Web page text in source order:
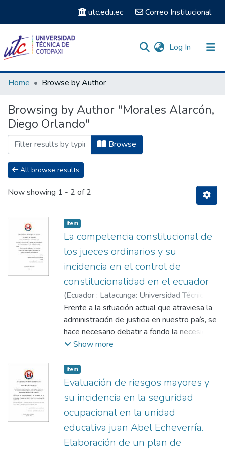
utc.edu.ec Correo Institucional
Log In (current)
Communities & Collections
Home Browse by Author
Browsing by Author "Morales Alarcón,
Diego Orlando"
Browse
All browse results
Now showing 1 - 2 of 2
Item
La competencia constitucional de
los jueces ordinarios y su
incidencia en el control de
constitucionalidad en el ecuador
(Ecuador : Latacunga: Universidad Técnica
de Cotopaxi (UTC),2023)Morales Alarcón,
Diego Orlando ;Guerrero Zuñiga, Edison
Ramiro
Frente a la situación actual que atraviesa la
administración de justicia en nuestro país, se
hace necesario debatir a fondo la necesidad
de especialidad de jueces constitucionales,
jurisdiccionales, o acciones constitucionales;
es necesario además frente al abuso del
derecho en algunas ocasiones, en la
presentación de estas garantías establecer
su verdadera finalidad, conocer su inicio, los
requisitos y el trámite plasmado en la
Constitución del 2008 y en la Ley Orgánica
Show more
Item
Evaluación de riesgos mayores y
su incidencia en la seguridad
ocupacional en la unidad
educativa juan Abel Echeverría.
Elaboración de un plan de